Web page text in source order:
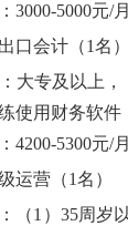
3000-5000元/月
口会计（1名）
大专及以上
使用财务软件
4200-5300元/月
运营（1名）
（1）35周岁